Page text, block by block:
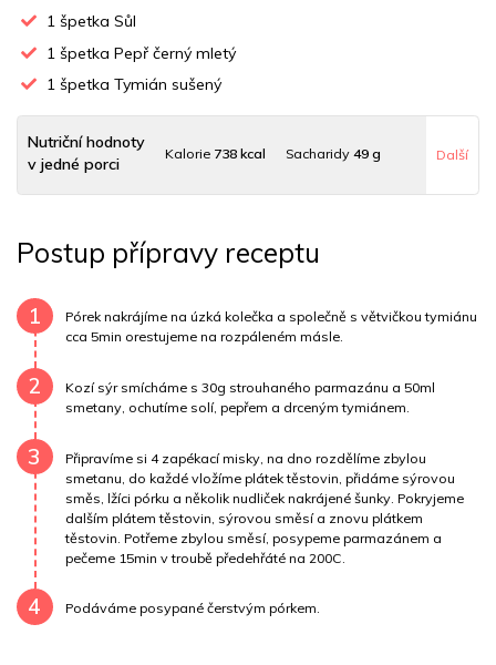
1 špetka Sůl
1 špetka Pepř černý mletý
1 špetka Tymián sušený
Nutriční hodnoty
v jedné porci
Kalorie 738 kcal Sacharidy 49 g
Uhlovodany47 g Cholesterol99.8 mg
Draslík 387.3 mg Vláknina 7158.3 mg
Vitamín B120 mg Vitamín C32 mg
Vitamín E1.1 mg Vápník0 mg Železo67.3 mg
Další
Postup přípravy receptu
1
Pórek nakrájíme na úzká kolečka a společně s větvičkou tymiánu
cca 5min orestujeme na rozpáleném másle.
2
Kozí sýr smícháme s 30g strouhaného parmazánu a 50ml
smetany, ochutíme solí, pepřem a drceným tymiánem.
3
Připravíme si 4 zapékací misky, na dno rozdělíme zbylou
smetanu, do každé vložíme plátek těstovin, přidáme sýrovou
směs, lžíci pórku a několik nudliček nakrájené šunky. Pokryjeme
dalším plátem těstovin, sýrovou směsí a znovu plátkem
těstovin. Potřeme zbylou směsí, posypeme parmazánem a
pečeme 15min v troubě předehřáté na 200C.
4 Podáváme posypané čerstvým pórkem.